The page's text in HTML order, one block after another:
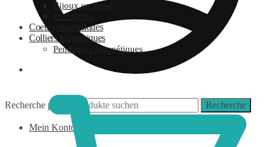
Recherche pour : Recherche
Mein Konto
Bijoux en titane
Ensembles
Coeurs magnétiques
Colliers magnétiques
Pendentifs magnétiques